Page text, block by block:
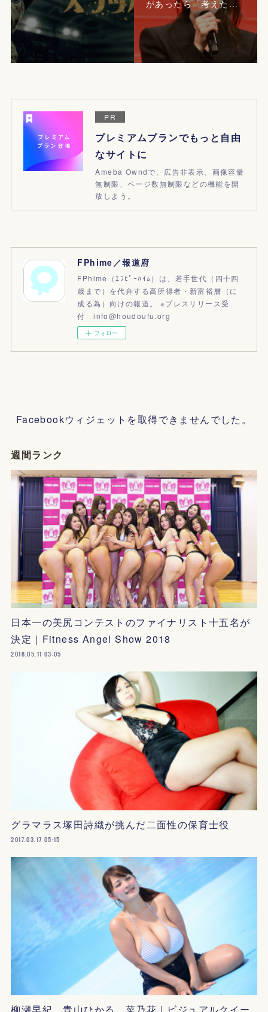
があったら「考えた…
PR
プレミアムプランでもっと自由
なサイトに
Ameba Owndで、広告非表示、画像容量
無制限、ページ数無制限などの機能を開
放しよう。
FPhime／報道府
FPhime（ｴﾌﾋﾟｰﾊｲﾑ）は、若手世代（四十四
歳まで）を代弁する高所得者・新富裕層（に
成る為）向けの報道。 ※プレスリリース受
付 info@houdoufu.org
フォロー
Facebookウィジェットを取得できませんでした。
週間ランク
日本一の美尻コンテストのファイナリスト十五名が
決定｜Fitness Angel Show 2018
2018.05.11 03:05
グラマラス塚田詩織が挑んだ二面性の保育士役
2017.03.17 05:15